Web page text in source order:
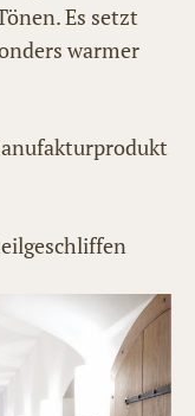
Es setzt
warmer